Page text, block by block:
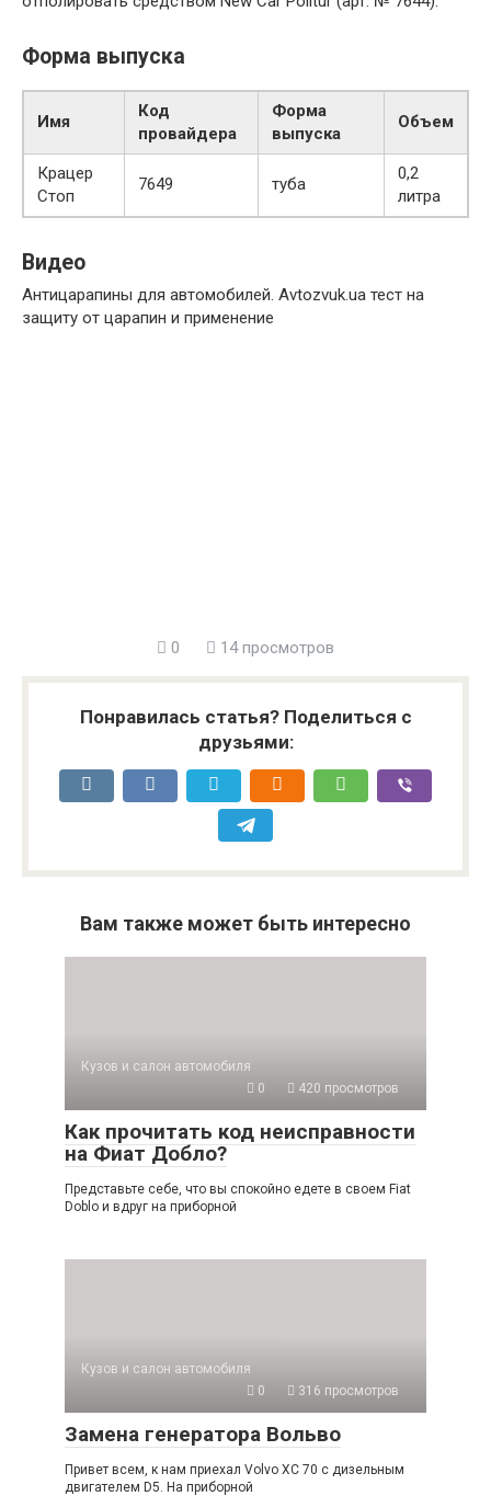
Форма выпуска
Имя
Код
провайдера
Форма
выпуска
Объем
Крацер
Стоп
7649 туба
0,2
литра
Видео
Антицарапины для автомобилей. Avtozvuk.ua тест на
защиту от царапин и применение
0 14 просмотров
Понравилась статья? Поделиться с
друзьями:
Вам также может быть интересно
Кузов и салон автомобиля
0
420 просмотров
Как прочитать код неисправности
на Фиат Добло?
Представьте себе, что вы спокойно едете в своем Fiat
Doblo и вдруг на приборной
Кузов и салон автомобиля
0
316 просмотров
Замена генератора Вольво
Привет всем, к нам приехал Volvo XC 70 с дизельным
двигателем D5. На приборной